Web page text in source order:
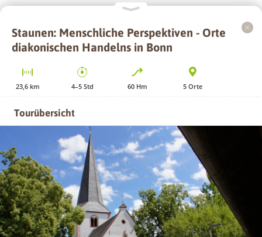
Staunen: Menschliche Perspektiven - Orte
diakonischen Handelns in Bonn
23,6km 4–5 Std 60 Hm 5Orte
Tourübersicht